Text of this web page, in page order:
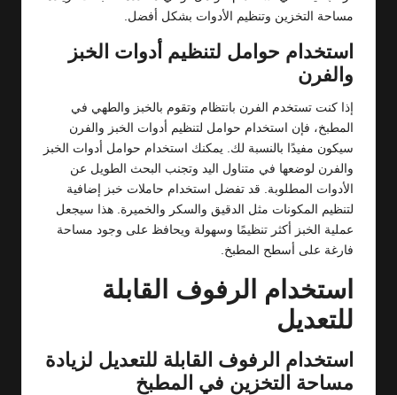
مساحة التخزين وتنظيم الأدوات بشكل أفضل.
استخدام حوامل لتنظيم أدوات الخبز
والفرن
إذا كنت تستخدم الفرن بانتظام وتقوم بالخبز والطهي في
المطبخ، فإن استخدام حوامل لتنظيم أدوات الخبز والفرن
سيكون مفيدًا بالنسبة لك. يمكنك استخدام حوامل أدوات الخبز
والفرن لوضعها في متناول اليد وتجنب البحث الطويل عن
الأدوات المطلوبة. قد تفضل استخدام حاملات خبز إضافية
لتنظيم المكونات مثل الدقيق والسكر والخميرة. هذا سيجعل
عملية الخبز أكثر تنظيمًا وسهولة ويحافظ على وجود مساحة
فارغة على أسطح المطبخ.
استخدام الرفوف القابلة
للتعديل
استخدام الرفوف القابلة للتعديل لزيادة
مساحة التخزين في المطبخ